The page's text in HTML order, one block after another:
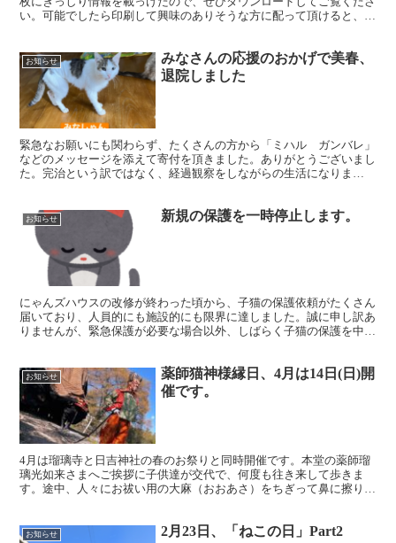
い。可能でしたら印刷して興味のありそうな方に配って頂けると、あ
お知らせ
みなさんの応援のおかげで美春、
退院しました
緊急なお願いにも関わらず、たくさんの方から「ミハル ガンバレ」
などのメッセージを添えて寄付を頂きました。ありがとうございまし
た。完治という訳ではなく、経過観察をしながらの生活になりま
お知らせ 新規の保護を一時停止します。
にゃんズハウスの改修が終わった頃から、子猫の保護依頼がたくさん
届いており、人員的にも施設的にも限界に達しました。誠に申し訳あ
りませんが、緊急保護が必要な場合以外、しばらく子猫の保護を中断
お知らせ
薬師猫神様縁日、4月は14日(日)開
催です。
4月は瑠璃寺と日吉神社の春のお祭りと同時開催です。本堂の薬師瑠
璃光如来さまへご挨拶に子供達が交代で、何度も往き来して歩きま
す。途中、人々にお祓い用の大麻（おおあさ）をちぎって鼻に擦り付
お知らせ 2月23日、「ねこの日」Part2